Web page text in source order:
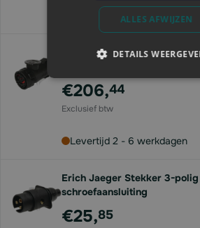
Levertijd 2 - 6 werkdagen
Erich Jaeger ISOBUS-
€206,44
Levertijd 2 - 6 werkdagen
Erich Jaeger Stekker 3-polig
schroefaansluiting
€25,85
ALLES AFWIJZEN
DETAILS